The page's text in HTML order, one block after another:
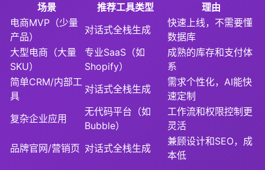
场景 推荐工具类型
理由
电商MVP（少量
产品）
对话式全栈生成
快速上线，不需要懂
数据库
大型电商（大量
SKU）
专业SaaS（如
Shopify）
成熟的库存和支付体
系
简单CRM/内部工
具
对话式全栈生成
需求个性化，AI能快
速定制
复杂企业应用
无代码平台（如
Bubble）
工作流和权限控制更
灵活
品牌官网/营销页 对话式全栈生成
兼顾设计和SEO，成
本低